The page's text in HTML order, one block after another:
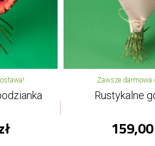
Zawsze darmowa
Rustykalne